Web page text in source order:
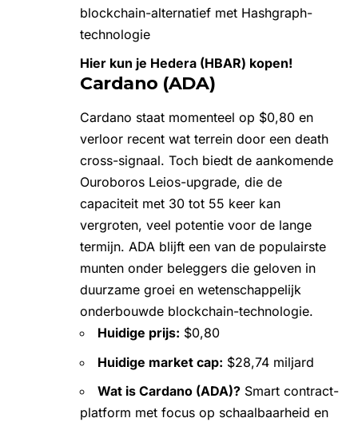
blockchain-alternatief met Hashgraph-
technologie
Hier kun je Hedera (HBAR) kopen!
Cardano (ADA)
Cardano staat momenteel op $0,80 en
verloor recent wat terrein door een death
cross-signaal. Toch biedt de aankomende
Ouroboros Leios-upgrade, die de
capaciteit met 30 tot 55 keer kan
vergroten, veel potentie voor de lange
termijn. ADA blijft een van de populairste
munten onder beleggers die geloven in
duurzame groei en wetenschappelijk
onderbouwde blockchain-technologie.
Huidige prijs: $0,80
Huidige market cap: $28,74 miljard
Wat is Cardano (ADA)? Smart contract-
platform met focus op schaalbaarheid en